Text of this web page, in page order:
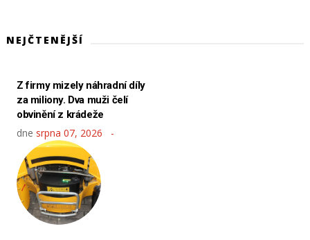
NEJČTENĚJŠÍ
Z firmy mizely náhradní díly
za miliony. Dva muži čelí
obvinění z krádeže
dne srpna 07, 2026